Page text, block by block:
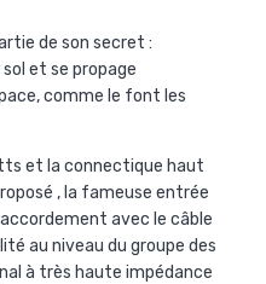
de son secret :
sol et se propage
comme le font les
et la connectique haut
, la fameuse entrée
avec le câble
au niveau du groupe des
à très haute impédance